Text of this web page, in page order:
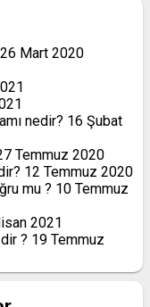
26 Mart 2020
nedir? 16 Şubat
Temmuz 2020
12 Temmuz 2020
mu ? 10 Temmuz
2021
? 19 Temmuz